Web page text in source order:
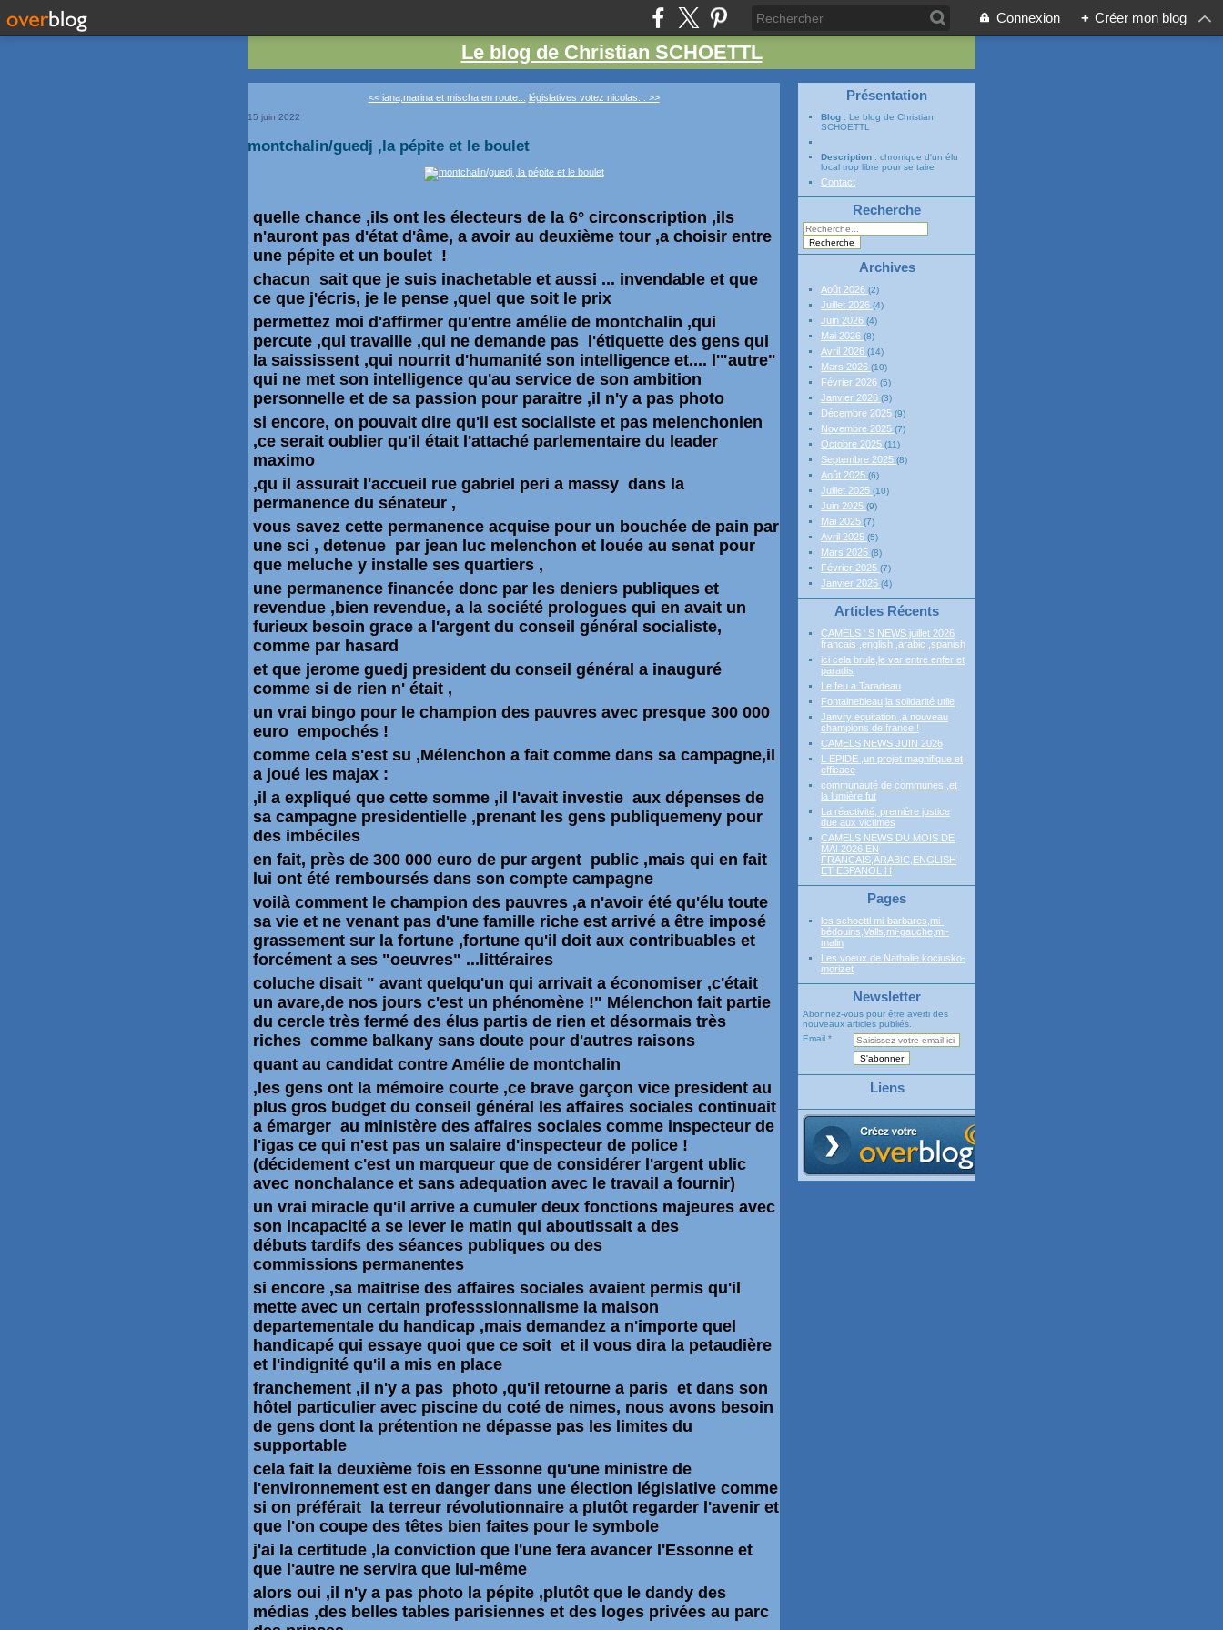
Connexion + Créer mon blog
Le blog de Christian SCHOETTL
<< iana,marina et mischa en route... législatives votez nicolas... >>
15 juin 2022
montchalin/guedj ,la pépite et le boulet
quelle chance ,ils ont les électeurs de la 6° circonscription ,ils
n'auront pas d'état d'âme, a avoir au deuxième tour ,a choisir entre
une pépite et un boulet !
chacun sait que je suis inachetable et aussi ... invendable et que
ce que j'écris, je le pense ,quel que soit le prix
permettez moi d'affirmer qu'entre amélie de montchalin ,qui
percute ,qui travaille ,qui ne demande pas l'étiquette des gens qui
la saississent ,qui nourrit d'humanité son intelligence et.... l'"autre"
qui ne met son intelligence qu'au service de son ambition
personnelle et de sa passion pour paraitre ,il n'y a pas photo
si encore, on pouvait dire qu'il est socialiste et pas melenchonien
,ce serait oublier qu'il était l'attaché parlementaire du leader
maximo
,qu il assurait l'accueil rue gabriel peri a massy dans la
permanence du sénateur ,
vous savez cette permanence acquise pour un bouchée de pain par
une sci , detenue par jean luc melenchon et louée au senat pour
que meluche y installe ses quartiers ,
une permanence financée donc par les deniers publiques et
revendue ,bien revendue, a la société prologues qui en avait un
furieux besoin grace a l'argent du conseil général socialiste,
comme par hasard
et que jerome guedj president du conseil général a inauguré
comme si de rien n' était ,
un vrai bingo pour le champion des pauvres avec presque 300 000
euro empochés !
comme cela s'est su ,Mélenchon a fait comme dans sa campagne,il
a joué les majax :
,il a expliqué que cette somme ,il l'avait investie aux dépenses de
sa campagne presidentielle ,prenant les gens publiquemeny pour
des imbéciles
en fait, près de 300 000 euro de pur argent public ,mais qui en fait
lui ont été remboursés dans son compte campagne
voilà comment le champion des pauvres ,a n'avoir été qu'élu toute
sa vie et ne venant pas d'une famille riche est arrivé a être imposé
grassement sur la fortune ,fortune qu'il doit aux contribuables et
forcément a ses "oeuvres" ...littéraires
coluche disait " avant quelqu'un qui arrivait a économiser ,c'était
un avare,de nos jours c'est un phénomène !" Mélenchon fait partie
du cercle très fermé des élus partis de rien et désormais très
riches comme balkany sans doute pour d'autres raisons
quant au candidat contre Amélie de montchalin
,les gens ont la mémoire courte ,ce brave garçon vice president au
plus gros budget du conseil général les affaires sociales continuait
a émarger au ministère des affaires sociales comme inspecteur de
l'igas ce qui n'est pas un salaire d'inspecteur de police !
(décidement c'est un marqueur que de considérer l'argent ublic
avec nonchalance et sans adequation avec le travail a fournir)
un vrai miracle qu'il arrive a cumuler deux fonctions majeures avec
son incapacité a se lever le matin qui aboutissait a des
débuts tardifs des séances publiques ou des
commissions permanentes
si encore ,sa maitrise des affaires sociales avaient permis qu'il
mette avec un certain professsionnalisme la maison
departementale du handicap ,mais demandez a n'importe quel
handicapé qui essaye quoi que ce soit et il vous dira la petaudière
et l'indignité qu'il a mis en place
franchement ,il n'y a pas photo ,qu'il retourne a paris et dans son
hôtel particulier avec piscine du coté de nimes, nous avons besoin
de gens dont la prétention ne dépasse pas les limites du
supportable
cela fait la deuxième fois en Essonne qu'une ministre de
l'environnement est en danger dans une élection législative comme
si on préférait la terreur révolutionnaire a plutôt regarder l'avenir et
que l'on coupe des têtes bien faites pour le symbole
j'ai la certitude ,la conviction que l'une fera avancer l'Essonne et
que l'autre ne servira que lui-même
alors oui ,il n'y a pas photo la pépite ,plutôt que le dandy des
médias ,des belles tables parisiennes et des loges privées au parc
Présentation
Blog : Le blog de Christian
SCHOETTL
Description : chronique d'un élu
local trop libre pour se taire
Contact
Recherche
Archives
Août 2026 (2)
Juillet 2026 (4)
Juin 2026 (4)
Mai 2026 (8)
Avril 2026 (14)
Mars 2026 (10)
Février 2026 (5)
Janvier 2026 (3)
Décembre 2025 (9)
Novembre 2025 (7)
Octobre 2025 (11)
Septembre 2025 (8)
Août 2025 (6)
Juillet 2025 (10)
Juin 2025 (9)
Mai 2025 (7)
Avril 2025 (5)
Mars 2025 (8)
Février 2025 (7)
Janvier 2025 (4)
Articles Récents
CAMELS ' S NEWS juillet 2026
francais ,english ,arabic ,spanish
ici cela brule,le var entre enfer et
paradis
Le feu a Taradeau
Fontainebleau,la solidarité utile
Janvry equitation ,a nouveau
champions de france !
CAMELS NEWS JUIN 2026
L EPIDE ,un projet magnifique et
efficace
communauté de communes ,et
la lumière fut
La réactivité, première justice
due aux victimes
CAMELS NEWS DU MOIS DE
MAI 2026 EN
FRANCAIS,ARABIC,ENGLISH
ET ESPANOL H
Pages
les schoettl mi-barbares,mi-
bédouins,Valls,mi-gauche,mi-
malin
Les voeux de Nathalie kociusko-
morizet
Newsletter
Abonnez-vous pour être averti des
nouveaux articles publiés.
Email
Liens